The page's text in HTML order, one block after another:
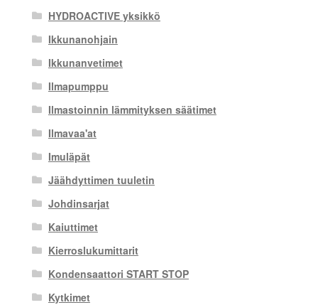
HYDROACTIVE yksikkö
Ikkunanohjain
Ikkunanvetimet
Ilmapumppu
Ilmastoinnin lämmityksen säätimet
Ilmavaa'at
Imuläpät
Jäähdyttimen tuuletin
Johdinsarjat
Kaiuttimet
Kierroslukumittarit
Kondensaattori START STOP
Kytkimet